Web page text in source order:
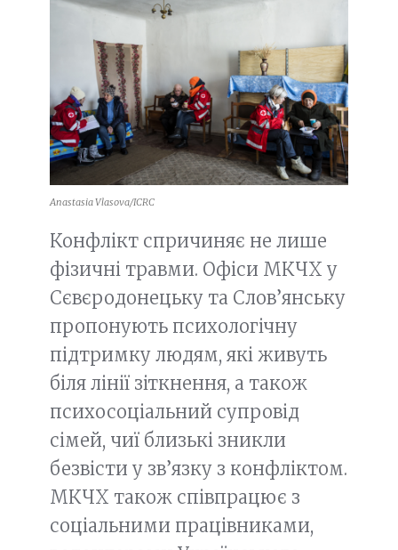
Anastasia Vlasova/ICRC
Конфлікт спричиняє не лише
фізичні травми. Офіси МКЧХ у
Сєвєродонецьку та Слов’янську
пропонують психологічну
підтримку людям, які живуть
біля лінії зіткнення, а також
психосоціальний супровід
сімей, чиї близькі зникли
безвісти у зв’язку з конфліктом.
МКЧХ також співпрацює з
соціальними працівниками,